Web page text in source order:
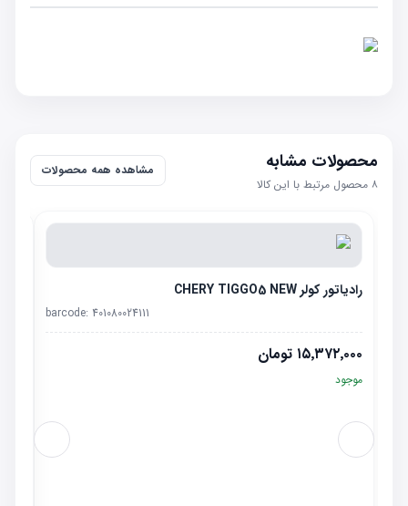
محصولات مشابه
۸ محصول مرتبط با این کالا
مشاهده همه محصولات
رادیاتور کولر CHERY TIGGO5 NEW
barcode: 401080024111
۱۵٬۳۷۲٬۰۰۰ تومان
موجود